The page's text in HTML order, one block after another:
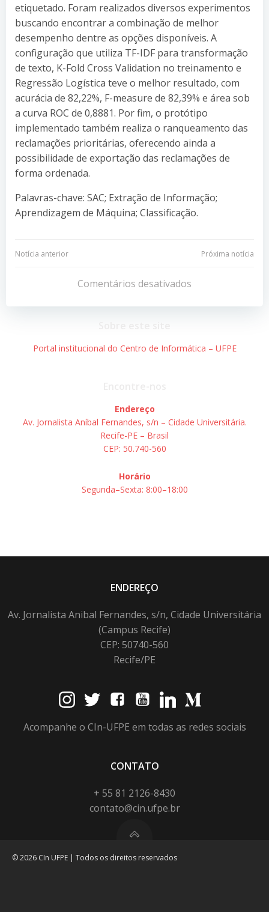
etiquetado. Foram realizados diversos experimentos
buscando encontrar a combinação de melhor
desempenho dentre as opções disponíveis. A
configuração que utiliza TF-IDF para transformação
de texto, K-Fold Cross Validation no treinamento e
Regressão Logística teve o melhor resultado, com
acurácia de 82,22%, F-measure de 82,39% e área sob
a curva ROC de 0,8881. Por fim, o protótipo
implementado também realiza o ranqueamento das
reclamações prioritárias, oferecendo ainda a
possibilidade de exportação das reclamações de
forma ordenada.
Palavras-chave: SAC; Extração de Informação;
Aprendizagem de Máquina; Classificação.
Navegação
Post
Notícia anterior
Navegação
de
Post
Próxima notícia
Comentários desativados
Portal institucional do Centro de Informática – UFPE
Endereço
Av. Jornalista Aníbal Fernandes, s/n – Cidade Universitária.
Recife-PE – Brasil
CEP: 50.740-560
Horário
Segunda–Sexta: 8:00–18:00
ENDEREÇO
Av. Jornalista Anibal Fernandes, s/n, Cidade Universitária
(Campus Recife)
CEP: 50740-560
Recife/PE
Acompanhe o CIn-UFPE em todas as redes sociais
CONTATO
+ 55 81 2126-8430
contato@cin.ufpe.br
© 2026 CIn UFPE | Todos os direitos reservados